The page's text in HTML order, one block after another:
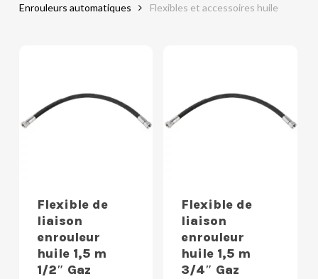
Enrouleurs automatiques Flexibles et accessoires huile
Flexible de
liaison
enrouleur
huile 1,5 m
1/2″ Gaz
Flexible de
liaison
enrouleur
huile 1,5 m
3/4″ Gaz